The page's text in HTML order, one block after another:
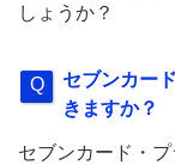
しょうか？
セブンカー
きますか？
セブンカード・